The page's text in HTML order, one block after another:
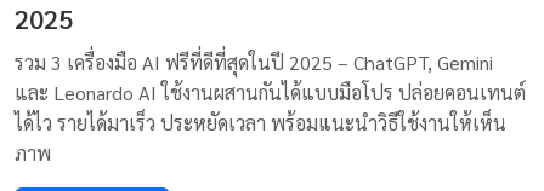
2025
รวม 3 เครื่องมือ AI ฟรีที่ดีที่สุดในปี 2025 – ChatGPT, Gemini
และ Leonardo AI ใช้งานผสานกันได้แบบมือโปร ปล่อยคอนเทนต์
ได้ไว รายได้มาเร็ว ประหยัดเวลา พร้อมแนะนำวิธีใช้งานให้เห็น
ภาพ